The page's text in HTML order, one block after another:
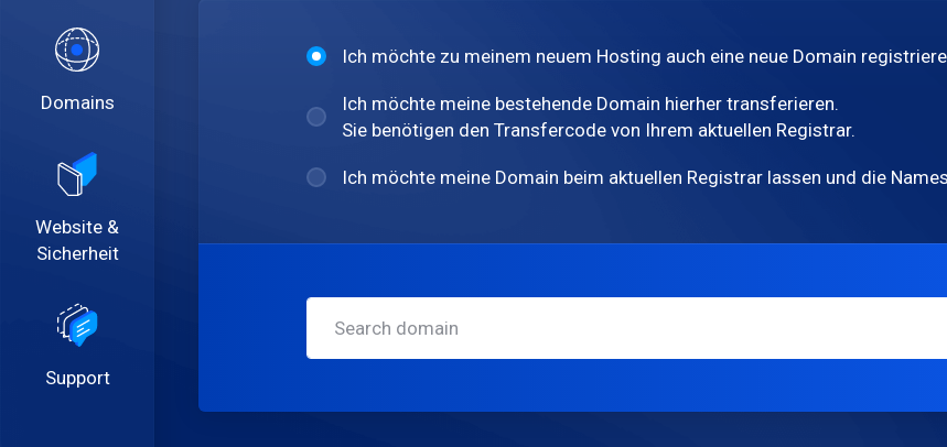
Domains
Website &
Sicherheit
Support
Ich möchte zu meinem neuem Hosting auch eine neue Domain
Ich möchte meine bestehende Domain hierher transferieren.
Sie benötigen den Transfercode von Ihrem aktuellen Registrar.
Ich möchte meine Domain beim aktuellen Registrar lassen und die